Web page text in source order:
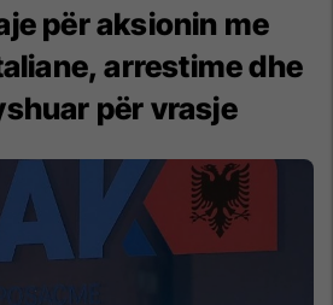
për aksionin me
arrestime dhe
për vrasje